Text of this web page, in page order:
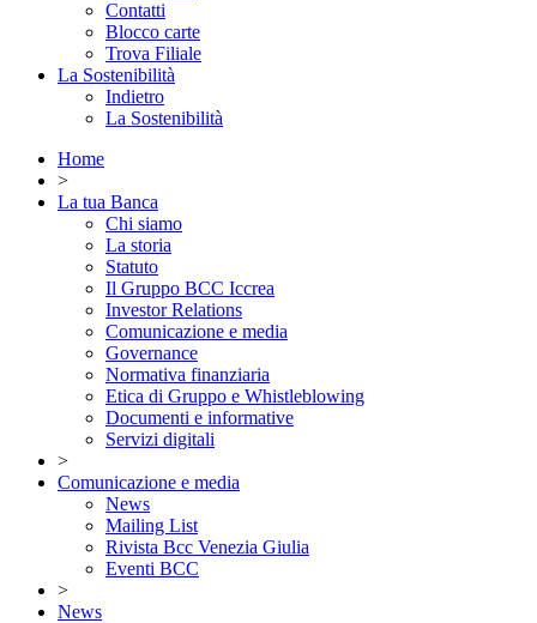
Contatti
Blocco carte
Trova Filiale
La Sostenibilità
Indietro
La Sostenibilità
Home
>
La tua Banca
Chi siamo
La storia
Statuto
Il Gruppo BCC Iccrea
Investor Relations
Comunicazione e media
Governance
Normativa finanziaria
Etica di Gruppo e Whistleblowing
Documenti e informative
Servizi digitali
>
Comunicazione e media
News
Mailing List
Rivista Bcc Venezia Giulia
Eventi BCC
>
News